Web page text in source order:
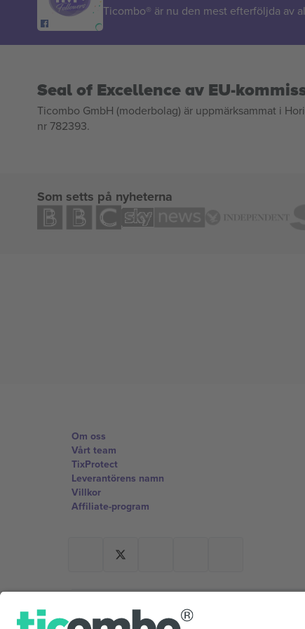
Ticombo® är nu den mest efterföljda av
Seal of Excellence av EU-
Ticombo GmbH (moderbolag) är uppmärksammat i
nr 782393.
Som setts på nyheterna
Om oss
Vårt team
TixProtect
Leverantörens namn
Villkor
Affiliate-program
Kontor och support